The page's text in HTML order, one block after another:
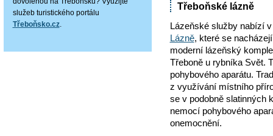
Třeboňské lázně
Lázeňské služby nabízí
Lázně, které se
moderní lázeňský
Třeboně u rybníka Svět.
pohybového aparátu.
z využívání místního
se v podobně slatinných
nemocí pohybového
onemocnění.
služeb turistického portálu
Třeboňsko.cz.